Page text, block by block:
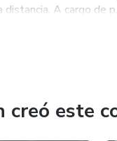
A cargo de p...
creó este